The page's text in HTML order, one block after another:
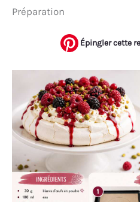
Préparation
Épingler cette